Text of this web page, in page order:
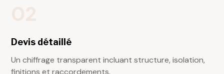
02
Devis détaillé
Un chiffrage transparent incluant structure, isolation,
finitions et raccordements.